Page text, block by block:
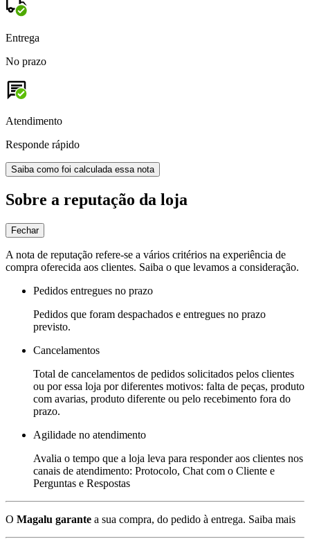
Entrega
No prazo
Atendimento
Responde rápido
Saiba como foi calculada essa nota
Sobre a reputação da loja
Fechar
A nota de reputação refere-se a vários critérios na experiência de
compra oferecida aos clientes. Saiba o que levamos a consideração.
Pedidos entregues no prazo
Pedidos que foram despachados e entregues no prazo
previsto.
Cancelamentos
Total de cancelamentos de pedidos solicitados pelos clientes
ou por essa loja por diferentes motivos: falta de peças, produto
com avarias, produto diferente ou pelo recebimento fora do
prazo.
Agilidade no atendimento
Avalia o tempo que a loja leva para responder aos clientes nos
canais de atendimento: Protocolo, Chat com o Cliente e
Perguntas e Respostas
O Magalu garante a sua compra, do pedido à entrega. Saiba mais